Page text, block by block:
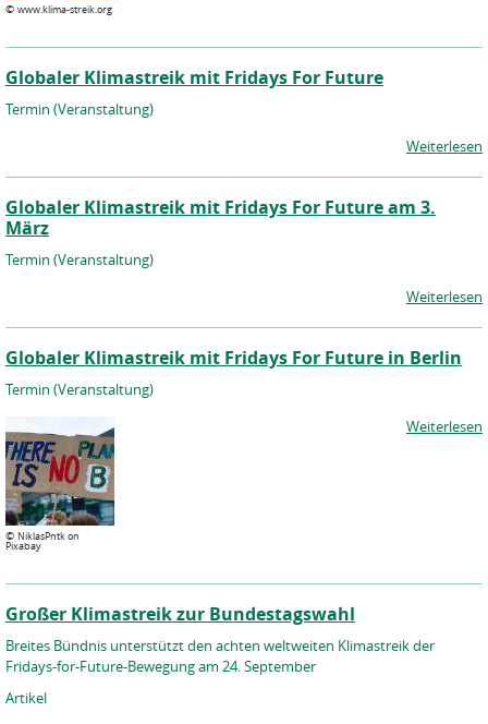
© www.klima-streik.org
Globaler Klimastreik mit Fridays For Future
Termin (Veranstaltung)
Weiterlesen
Globaler Klimastreik mit Fridays For Future am 3.
März
Termin (Veranstaltung)
Weiterlesen
Globaler Klimastreik mit Fridays For Future in Berlin
Termin (Veranstaltung)
© NiklasPntk on
Pixabay
Weiterlesen
Großer Klimastreik zur Bundestagswahl
Breites Bündnis unterstützt den achten weltweiten Klimastreik der
Fridays-for-Future-Bewegung am 24. September
Artikel